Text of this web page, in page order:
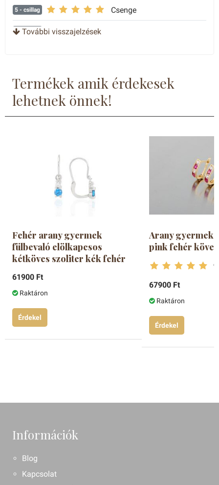
5 - csillag Csenge
5- csillag
További visszajelzések
Termékek amik érdekesek
lehetnek önnek!
Fehér arany gyermek
fülbevaló elölkapcsos
kétköves szoliter kék fehér
61900 Ft
Raktáron
Érdekel
Arany gyermek
pink fehér
67900 Ft
Raktáron
Érdekel
Információk
Blog
Kapcsolat